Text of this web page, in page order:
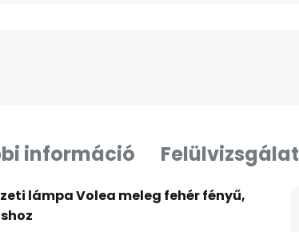
információ Felülvizsgálat
lámpa Volea meleg fehér fényű,